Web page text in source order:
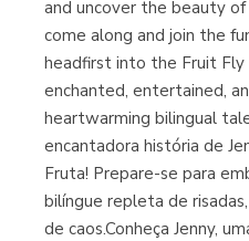
and uncover the beauty
come along and join the
headfirst into the Fruit Fly
enchanted, entertained,
heartwarming bilingual
encantadora história de
Fruta! Prepare-se para
bilíngue repleta de
de caos.Conheça Jenny,